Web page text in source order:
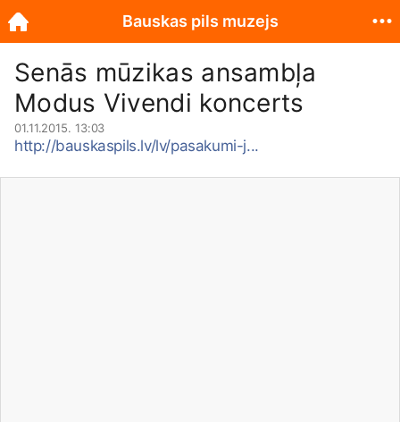
Senās mūzikas ansambļa
Modus Vivendi koncerts
01.11.2015. 13:03
http://bauskaspils.lv/lv/pasakumi-j...
Bauskas pils muzejs